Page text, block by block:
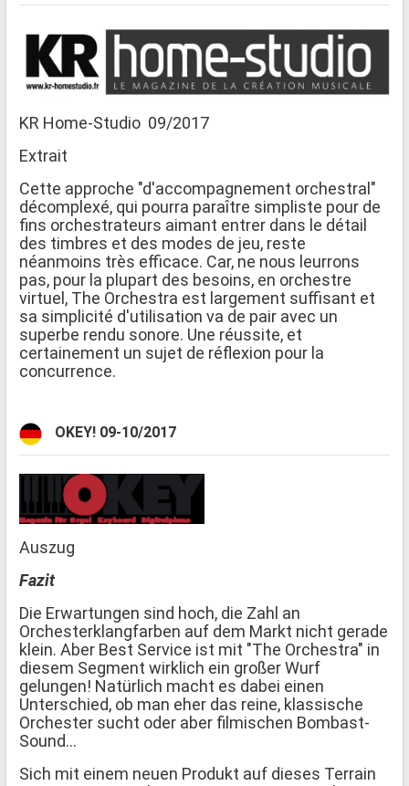
KR Home-Studio 09/2017
Extrait
Cette approche "d'accompagnement orchestral"
décomplexé, qui pourra paraître simpliste pour de
fins orchestrateurs aimant entrer dans le détail
des timbres et des modes de jeu, reste
néanmoins très efficace. Car, ne nous leurrons
pas, pour la plupart des besoins, en orchestre
virtuel, The Orchestra est largement suffisant et
sa simplicité d'utilisation va de pair avec un
superbe rendu sonore. Une réussite, et
certainement un sujet de réflexion pour la
concurrence.
OKEY! 09-10/2017
Auszug
Fazit
Die Erwartungen sind hoch, die Zahl an
Orchesterklangfarben auf dem Markt nicht gerade
klein. Aber Best Service ist mit "The Orchestra" in
diesem Segment wirklich ein großer Wurf
gelungen! Natürlich macht es dabei einen
Unterschied, ob man eher das reine, klassische
Orchester sucht oder aber filmischen Bombast-
Sound...
Sich mit einem neuen Produkt auf dieses Terrain